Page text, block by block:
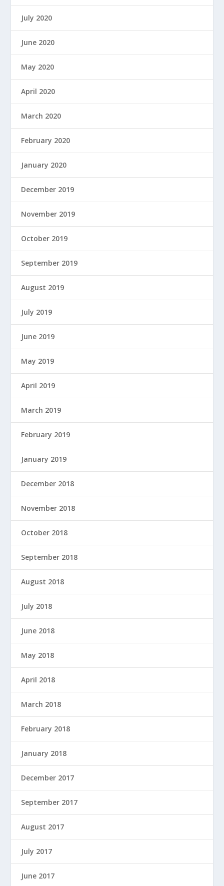
July 2020
June 2020
May 2020
April 2020
March 2020
February 2020
January 2020
December 2019
November 2019
October 2019
September 2019
August 2019
July 2019
June 2019
May 2019
April 2019
March 2019
February 2019
January 2019
December 2018
November 2018
October 2018
September 2018
August 2018
July 2018
June 2018
May 2018
April 2018
March 2018
February 2018
January 2018
December 2017
September 2017
August 2017
July 2017
June 2017